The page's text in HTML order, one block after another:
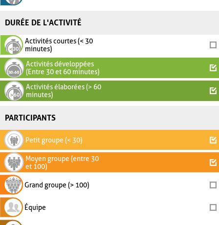
DURÉE DE L'ACTIVITÉ
Activités courtes (< 30
minutes)
Activités développées
(Entre 30 et 60 minutes)
Activités élaborées (> 60
minutes)
PARTICIPANTS
Petit groupe (< 30)
Moyen groupe (entre 30
et 100)
Grand groupe (> 100)
Équipe